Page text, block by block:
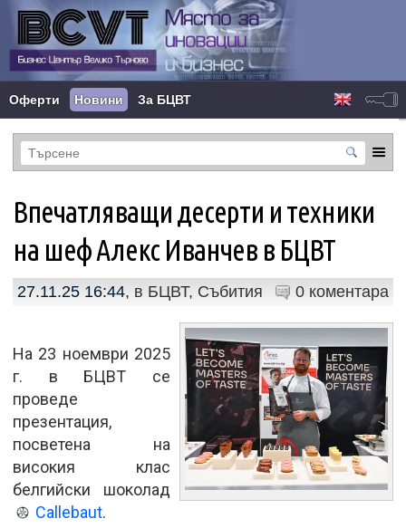
Оферти Новини За БЦВТ
Впечатляващи десерти и техники
на шеф Алекс Иванчев в БЦВТ
0 коментара
27.11.25 16:44, в БЦВТ, Събития
На 23 ноември 2025
г. в БЦВТ се
проведе
презентация,
посветена на
високия клас
белгийски шоколад
Callebaut.